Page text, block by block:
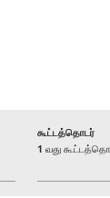
கூட்டத்தொடர்
1 வது